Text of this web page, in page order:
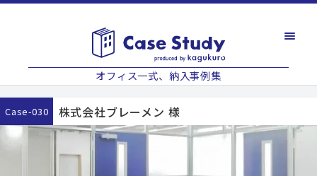
オフィス一式、納入事例集
case-030 株式会社ブレーメン 様